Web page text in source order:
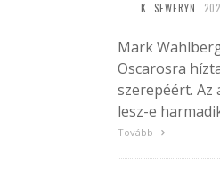
K. SEWERYN
Mark
Oscarosra
szerepéért. Az
lesz-e
Tovább